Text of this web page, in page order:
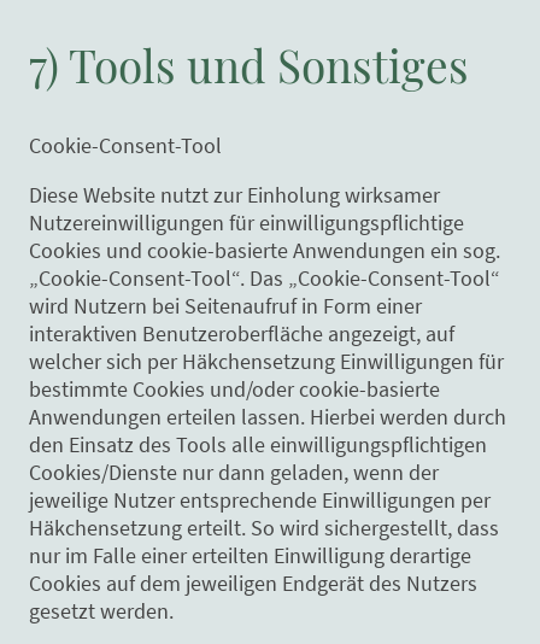
7) Tools und Sonstiges
Cookie-Consent-Tool
Diese Website nutzt zur Einholung wirksamer
Nutzereinwilligungen für einwilligungspflichtige
Cookies und cookie-basierte Anwendungen ein sog.
„Cookie-Consent-Tool“. Das „Cookie-Consent-Tool“
wird Nutzern bei Seitenaufruf in Form einer
interaktiven Benutzeroberfläche angezeigt, auf
welcher sich per Häkchensetzung Einwilligungen für
bestimmte Cookies und/oder cookie-basierte
Anwendungen erteilen lassen. Hierbei werden durch
den Einsatz des Tools alle einwilligungspflichtigen
Cookies/Dienste nur dann geladen, wenn der
jeweilige Nutzer entsprechende Einwilligungen per
Häkchensetzung erteilt. So wird sichergestellt, dass
nur im Falle einer erteilten Einwilligung derartige
Cookies auf dem jeweiligen Endgerät des Nutzers
gesetzt werden.